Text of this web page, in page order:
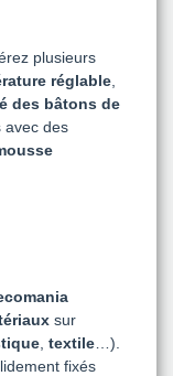
plusieurs
réglable
des bâtons de
avec des
sur
textile …).
fixés